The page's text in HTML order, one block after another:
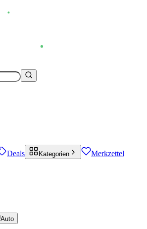
Deals Kategorien Merkzettel
Auto